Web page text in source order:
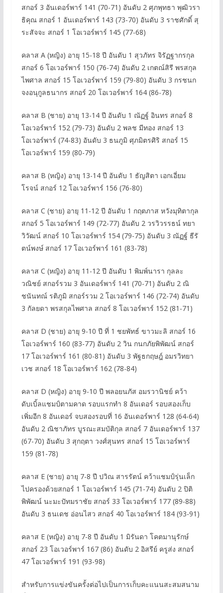
สกอร์ 3 อันเดอร์พาร์ 141 (70-71) อันดับ 2 ศุภพุทธา พุฒิวรา
ธิคุณ สกอร์ 1 อันเดอร์พาร์ 143 (73-70) อันดับ 3 ราชศักดิ์ สุ
ระสัจจะ สกอร์ 1 โอเวอร์พาร์ 145 (77-68)
คลาส A (หญิง) อายุ 15-18 ปี อันดับ 1 สุวภัทร จิรัฏฐากรกุล
สกอร์ 6 โอเวอร์พาร์ 150 (76-74) อันดับ 2 เกตณ์สิรี พรสกุล
ไพศาล สกอร์ 15 โอเวอร์พาร์ 159 (79-80) อันดับ 3 กรชนก
จงอนุกูลธนากร สกอร์ 20 โอเวอร์พาร์ 164 (86-78)
คลาส B (ชาย) อายุ 13-14 ปี อันดับ 1 ณัฏฐ์ อินทร สกอร์ 8
โอเวอร์พาร์ 152 (79-73) อันดับ 2 พลช มีทอง สกอร์ 13
โอเวอร์พาร์ (74-83) อันดับ 3 ธนภูมิ ศุภมิตรศิริ สกอร์ 15
โอเวอร์พาร์ 159 (80-79)
คลาส B (หญิง) อายุ 13-14 ปี อันดับ 1 ธัญสิตา เอกเอี่ยม
โรจน์ สกอร์ 12 โอเวอร์พาร์ 156 (76-80)
คลาส C (ชาย) อายุ 11-12 ปี อันดับ 1 กฤตภาส หวังมุทิตากุล
สกอร์ 5 โอเวอร์พาร์ 149 (72-77) อันดับ 2 วรวิวรรธน์ ทยา
วิวัฒน์ สกอร์ 10 โอเวอร์พาร์ 154 (79-75) อันดับ 3 ณัฏฐ์ ธีรั
ตน์พงษ์ สกอร์ 17 โอเวอร์พาร์ 161 (83-78)
คลาส C (หญิง) อายุ 11-12 ปี อันดับ 1 พิมพ์นารา กุลละ
วณิชย์ สกอร์รวม 3 อันเดอร์พาร์ 141 (70-71) อันดับ 2 ณิ
ชนันทณ์ รติภูมิ สกอร์รวม 2 โอเวอร์พาร์ 146 (72-74) อันดับ
3 กัลยดา พรสกุลไพศาล สกอร์ 8 โอเวอร์พาร์ 152 (81-71)
คลาส D (ชาย) อายุ 9-10 ปี ที่ 1 ชยพัทธ์ ขาวมะลิ สกอร์ 16
โอเวอร์พาร์ 160 (83-77) อันดับ 2 วิน กนกภัยพิพัฒน์ สกอร์
17 โอเวอร์พาร์ 161 (80-81) อันดับ 3 พัฐธกฤษฎ์ อมรวิทยา
เวช สกอร์ 18 โอเวอร์พาร์ 162 (78-84)
คลาส D (หญิง) อายุ 9-10 ปี พลอยนภัส อมรวานิชย์ คว้า
ดับเบิ้ลแชมป์ตามคาด รอบแรกทำ 8 อันเดอร์ รอบสองเก็บ
เพิ่มอีก 8 อันเดอร์ จบสองรอบที่ 16 อันเดอร์พาร์ 128 (64-64)
อันดับ 2 ณิชาภัทร บูรณะสมบัติกุล สกอร์ 7 อันเดอร์พาร์ 137
(67-70) อันดับ 3 สุกฤตา วงศ์สุนทร สกอร์ 15 โอเวอร์พาร์
159 (81-78)
คลาส E (ชาย) อายุ 7-8 ปี ปวิณ สารรัตน์ คว้าแชมป์รุ่นเล็ก
ไปครองด้วยสกอร์ 1 โอเวอร์พาร์ 145 (71-74) อันดับ 2 ปิติ
พิพัฒน์ นะมะปัทมราชัย สกอร์ 33 โอเวอร์พาร์ 177 (89-88)
อันดับ 3 ธนเดช อ่อนไสว สกอร์ 40 โอเวอร์พาร์ 184 (93-91)
คลาส E (หญิง) อายุ 7-8 ปี อันดับ 1 มิรันดา โคตมานุรักษ์
สกอร์ 23 โอเวอร์พาร์ 167 (86) อันดับ 2 อิสรีย์ ครูส่ง สกอร์
47 โอเวอร์พาร์ 191 (93-98)
สำหรับการแข่งขันครั้งต่อไปเป็นการเก็บคะแนนสะสมสนาม